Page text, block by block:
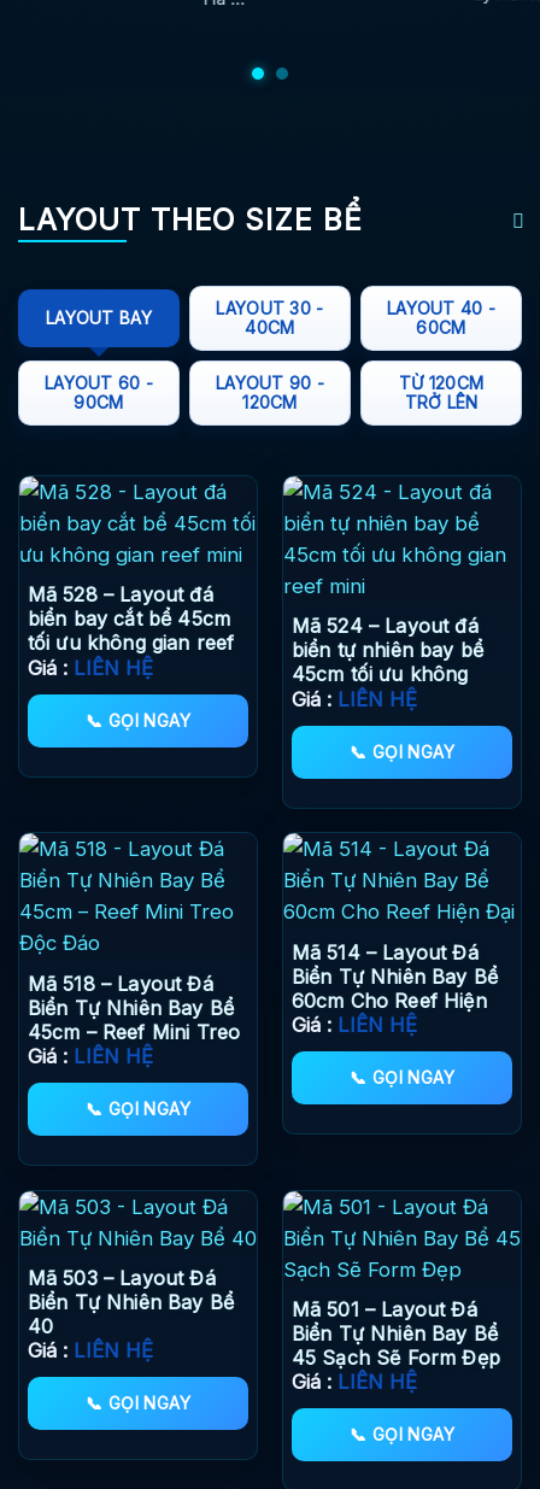
LAYOUT THEO SIZE BỂ
LAYOUT BAY
LAYOUT 30 -
40CM
LAYOUT 40 -
60CM
LAYOUT 60 -
90CM
LAYOUT 90 -
120CM
TỪ 120CM
TRỞ LÊN
Mã 528 – Layout đá
biển bay cắt bể 45cm
tối ưu không gian reef
mini
Giá : LIÊN HỆ
📞 GỌI NGAY
Mã 524 – Layout đá
biển tự nhiên bay bể
45cm tối ưu không
gian reef mini
Giá : LIÊN HỆ
📞 GỌI NGAY
Mã 518 – Layout Đá
Biển Tự Nhiên Bay Bể
45cm – Reef Mini Treo
Độc Đáo
Giá : LIÊN HỆ
📞 GỌI NGAY
Mã 514 – Layout Đá
Biển Tự Nhiên Bay Bể
60cm Cho Reef Hiện
Đại
Giá : LIÊN HỆ
📞 GỌI NGAY
Mã 503 – Layout Đá
Biển Tự Nhiên Bay Bể
40
Giá : LIÊN HỆ
📞 GỌI NGAY
Mã 501 – Layout Đá
Biển Tự Nhiên Bay Bể
45 Sạch Sẽ Form Đẹp
Giá : LIÊN HỆ
📞 GỌI NGAY